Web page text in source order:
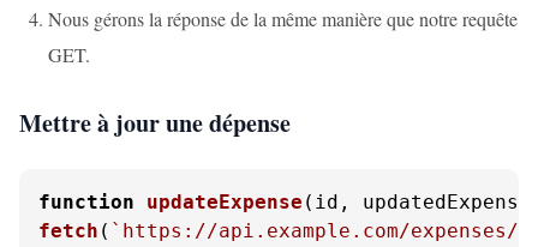
Nous gérons la réponse de la même manière que notre requête
GET.
Mettre à jour une dépense
function updateExpense ( id, updatedExpense
fetch ( `https://api.example.com/expenses/